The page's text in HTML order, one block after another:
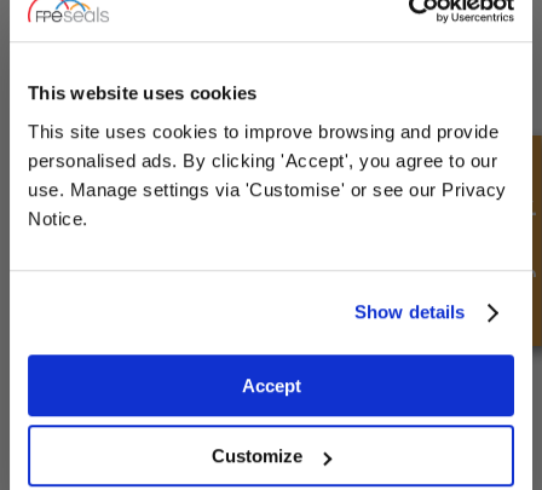
This website uses cookies
This site uses cookies to improve browsing and provide
personalised ads. By clicking 'Accept', you agree to our
use. Manage settings via 'Customise' or see our Privacy
Notice.
Show details
Accept
Customize
Endelokk med port
Hurtigforespørsel
UNLOCK10% OFF
YOURFIRST ORDER
Sign up for special offers and exclusive
deals
By entering your email address you are agreeing to our
privacy policy.